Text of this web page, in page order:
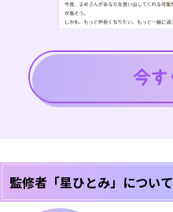
監修者「星ひとみ」について